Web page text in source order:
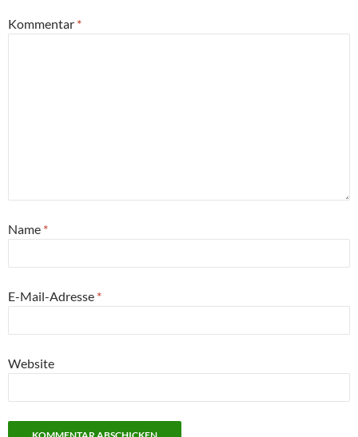
Kommentar *
Name *
E-Mail-Adresse *
Website